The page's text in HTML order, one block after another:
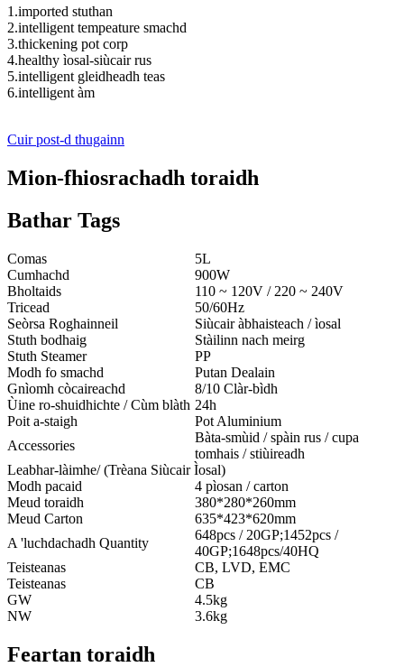
1.imported stuthan
2.intelligent tempeature smachd
3.thickening pot corp
4.healthy ìosal-siùcair rus
5.intelligent gleidheadh ​​​​teas
6.intelligent àm
Cuir post-d thugainn
Mion-fhiosrachadh toraidh
Bathar Tags
Comas
5L
Cumhachd
900W
Bholtaids
110 ~ 120V / 220 ~ 240V
Tricead
50/60Hz
Seòrsa Roghainneil
Siùcair àbhaisteach / ìosal
Stuth bodhaig
Stàilinn nach meirg
Stuth Steamer
PP
Modh fo smachd
Putan Dealain
Gnìomh còcaireachd
8/10 Clàr-bìdh
Ùine ro-shuidhichte / Cùm blàth 24h
Poit a-staigh
Pot Aluminium
Accessories
Bàta-smùid / spàin rus / cupa
tomhais / stiùireadh
Leabhar-làimhe/ (Trèana Siùcair Ìosal)
Modh pacaid
4 pìosan / carton
Meud toraidh
380*280*260mm
Meud Carton
635*423*620mm
A 'luchdachadh Quantity
648pcs / 20GP;1452pcs /
40GP;1648pcs/40HQ
Teisteanas
CB, LVD, EMC
Teisteanas
CB
GW
4.5kg
NW
3.6kg
Feartan toraidh